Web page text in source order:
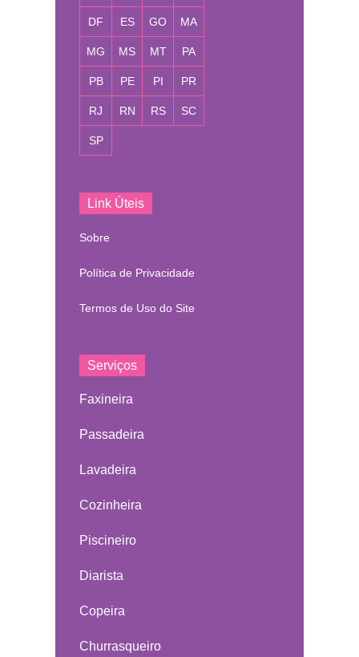
DF ES GO MA
MG MS MT PA
PB PE PI PR
RJ RN RS SC
SP
Link Úteis
Sobre
Política de Privacidade
Termos de Uso do Site
Serviços
Faxineira
Passadeira
Lavadeira
Cozinheira
Piscineiro
Diarista
Copeira
Churrasqueiro